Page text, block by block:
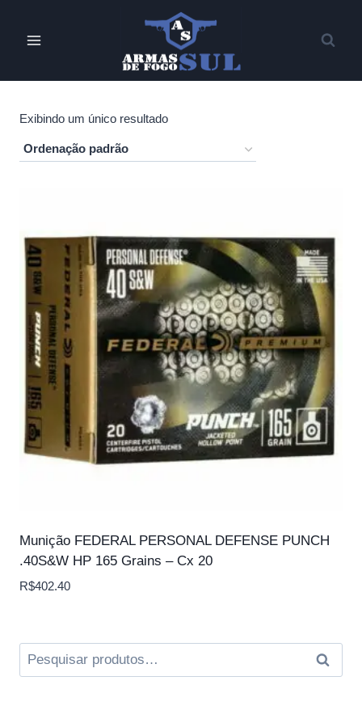
Exibindo um único resultado
Munição FEDERAL PERSONAL DEFENSE PUNCH
.40S&W HP 165 Grains – Cx 20
R$402.40
Pesquisar
por: